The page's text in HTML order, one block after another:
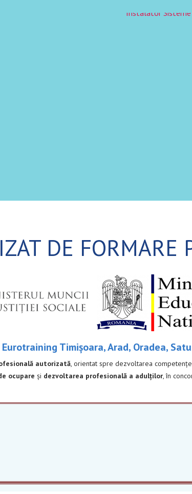
DE FORMARE
Timișoara, Arad, Oradea,
autorizată, orientat spre dezvoltarea
ocupare și dezvoltarea profesională a adulților, în